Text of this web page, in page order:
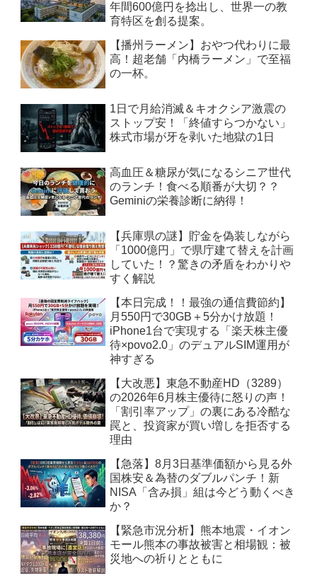
年間600億円を捻出し、世界一の教
育特区を創る提案。
【播州ラーメン】おやつ代わりに最
高！超老舗「内橋ラーメン」で至福
の一杯。
1日で月給消滅＆キオクシア激震の
ストップ安！「終値すらつかない」
株式市場が牙を剥いた地獄の1日
高血圧＆糖尿が気になるシニア世代
のランチ！食べる順番が大切？？
Geminiの栄養診断に納得！
【兵庫県の謎】貯金を偽装しながら
「1000億円」で県庁建て替えを計画
していた！？驚きの矛盾をわかりや
すく解説
【本日完成！！最強の通信費節約】
月550円で30GB＋5分かけ放題！
iPhone1台で実現する「楽天株主優
待×povo2.0」のデュアルSIM運用が
神すぎる
【大改悪】東急不動産HD（3289）
の2026年6月株主優待に怒りの声！
「割引率アップ」の裏にある冷酷な
罠と、投資家が買い増しを拒否する
理由
【急落】8月3日基準価額から見る外
国株安＆為替のダブルパンチ！新
NISA「含み損」組は今どう動くべき
か？
【緊急市況分析】熊本地震・イオン
モール熊本の事故被害と相場観：被
災地への祈りとともに